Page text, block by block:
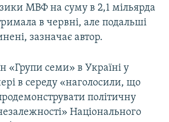
МВФ на суму в 2,1 мільярда
в червні, але подальші
зазначає автор.
«Групи семи» в Україні у
в середу «наголосили, що
політичну
Національного